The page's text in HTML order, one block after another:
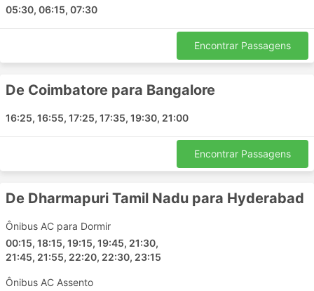
Udupi
Valliyur
Alappuzha
Vythiri
Armur
Ulavapadu
Kakinada
05:30, 06:15, 07:30
Encontrar Passagens
De Coimbatore para Bangalore
16:25, 16:55, 17:25, 17:35, 19:30, 21:00
Encontrar Passagens
De Dharmapuri Tamil Nadu para Hyderabad
Ônibus AC para Dormir
00:15, 18:15, 19:15, 19:45, 21:30,
21:45, 21:55, 22:20, 22:30, 23:15
Ônibus AC Assento